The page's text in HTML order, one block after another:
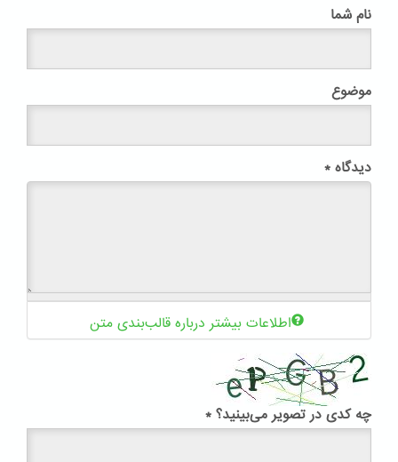
نام شما
موضوع
دیدگاه *
اطلاعات بیشتر درباره قالب‌بندی متن
چه کدی در تصویر می‌بینید؟ *